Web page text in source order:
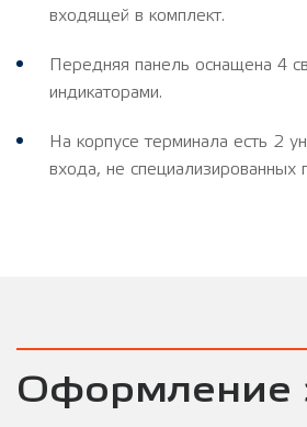
входящей в комплект.
Передняя панель оснащена 4
индикаторами.
На корпусе терминала есть 2
входа, не специализированных
Оформление